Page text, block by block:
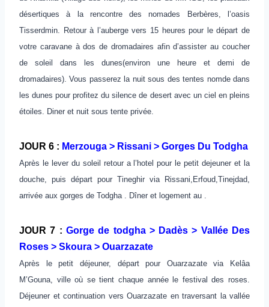
désertiques à la rencontre des nomades Berbères, l’oasis
Tisserdmin. Retour à l’auberge vers 15 heures pour le départ de
votre caravane à dos de dromadaires afin d’assister au coucher
de soleil dans les dunes(environ une heure et demi de
dromadaires). Vous passerez la nuit sous des tentes nomde dans
les dunes pour profitez du silence de desert avec un ciel en pleins
étoiles. Diner et nuit sous tente privée.
JOUR 6 : Merzouga > Rissani > Gorges Du Todgha
Après le lever du soleil retour a l’hotel pour le petit dejeuner et la
douche, puis départ pour Tineghir via Rissani,Erfoud,Tinejdad,
arrivée aux gorges de Todgha . Dîner et logement au .
JOUR 7 : Gorge de todgha > Dadès > Vallée Des
Roses > Skoura > Ouarzazate
Après le petit déjeuner, départ pour Ouarzazate via Kelâa
M’Gouna, ville où se tient chaque année le festival des roses.
Déjeuner et continuation vers Ouarzazate en traversant la vallée